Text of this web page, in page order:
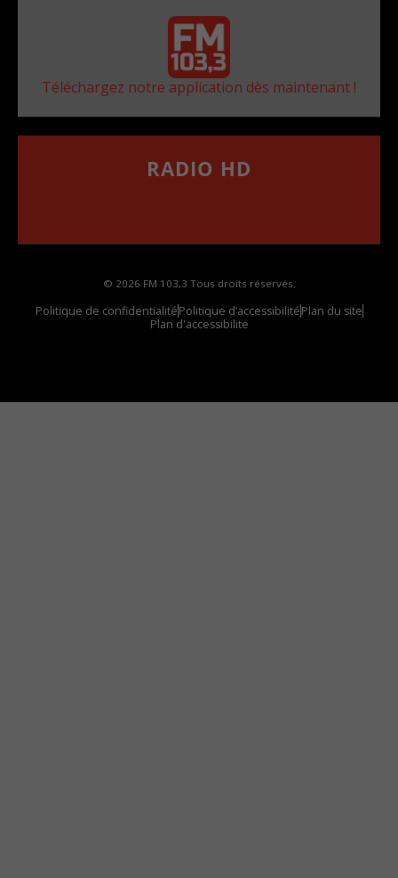
Téléchargez notre application dès maintenant !
RADIO HD
© 2026 FM 103,3 Tous droits réservés.
Politique de confidentialitéPolitique d’accessibilitéPlan du site
Plan d'accessibilite